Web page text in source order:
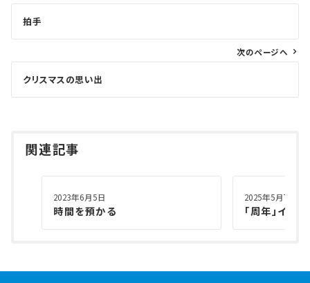
ビ
ー
拍手
次のページへ
クリスマスの思い出
関連記事
2023年6月5日
時間を預かる
2025年5月7日
「周年」イヤー